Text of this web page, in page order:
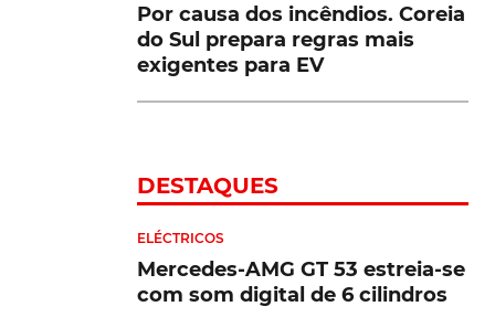
Por causa dos incêndios. Coreia
do Sul prepara regras mais
exigentes para EV
DESTAQUES
ELÉCTRICOS
Mercedes-AMG GT 53 estreia-se
com som digital de 6 cilindros